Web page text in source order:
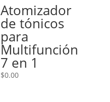
Atomizador
de tónicos
para
Multifunción
7 en 1
$0.00